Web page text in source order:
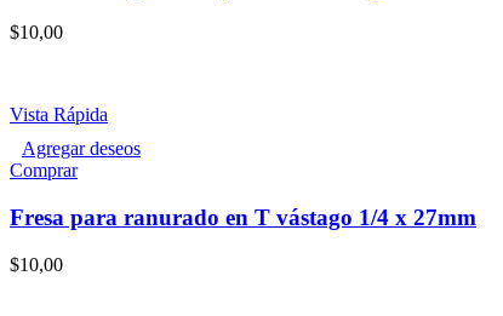
$10,00
Vista Rápida
Agregar deseos
Comprar
Fresa para ranurado en T vástago 1/4 x 27mm
$10,00